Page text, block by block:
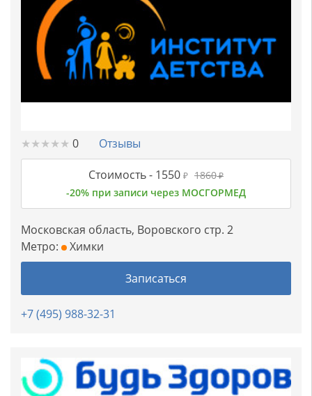
★★★★★
★★★★★ 0 Отзывы
Стоимость - 1550 ₽ 1860₽
-20% при записи через МОСГОРМЕД
Московская область, Воровского стр. 2
Метро:
Химки
Записаться
+7 (495) 988-32-31